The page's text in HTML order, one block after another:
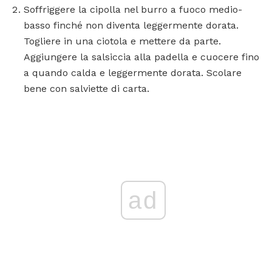
Soffriggere la cipolla nel burro a fuoco medio-
basso finché non diventa leggermente dorata.
Togliere in una ciotola e mettere da parte.
Aggiungere la salsiccia alla padella e cuocere fino
a quando calda e leggermente dorata. Scolare
bene con salviette di carta.
ad